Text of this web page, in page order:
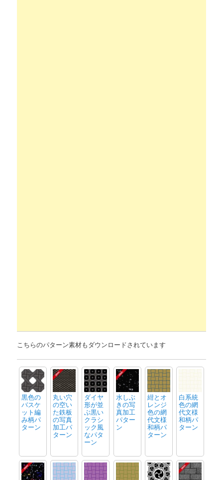
こちらのパターン素材もダウンロードされています
黒色の
バスケ
ット編
み柄パ
ターン
丸い穴
の空い
た鉄板
の写真
加工パ
ターン
ダイヤ
形が並
ぶ黒い
クラシ
ック風
なパタ
ーン
水しぶ
きの写
真加工
パター
ン
紺とオ
レンジ
色の網
代文様
和柄パ
ターン
白系統
色の網
代文様
和柄パ
ターン